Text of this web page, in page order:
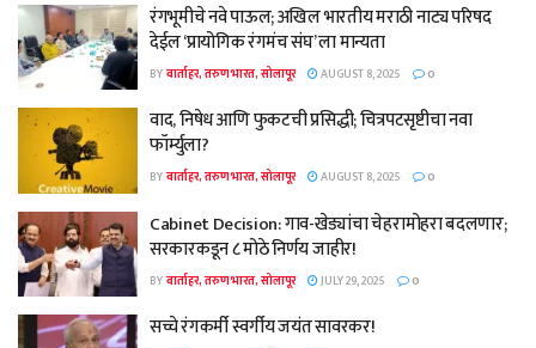
रंगभूमीचे नवे पाऊल; अखिल भारतीय मराठी नाट्य परिषद
देईल ‘प्रायोगिक रंगमंच संघ’ ला मान्यता
BYवार्ताहर, तरुण भारत, सोलापूर AUGUST 8, 2025 0
वाद, निषेध आणि फुकटची प्रसिद्धी; चित्रपटसृष्टीचा नवा
फॉर्म्युला?
BYवार्ताहर, तरुण भारत, सोलापूर AUGUST 8, 2025 0
Cabinet Decision: गाव-खेड्यांचा चेहरामोहरा बदलणार;
सरकारकडून ८ मोठे निर्णय जाहीर!
BYवार्ताहर, तरुण भारत, सोलापूर JULY 29, 2025 0
सच्चे रंगकर्मी स्वर्गीय जयंत सावरकर!